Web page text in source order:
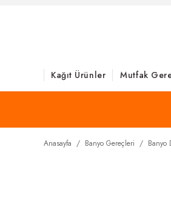
Kağıt Ürünler Mutfak
Anasayfa Banyo Gereçleri Banyo